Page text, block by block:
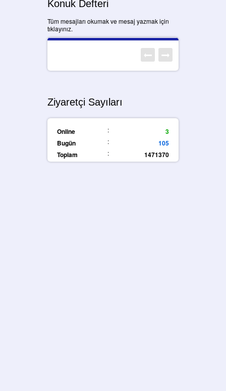
Konuk Defteri
Tüm mesajları okumak ve mesaj yazmak için
tıklayınız.
Ziyaretçi Sayıları
Online :
3
Bugün
:
105
Toplam
: 1471370